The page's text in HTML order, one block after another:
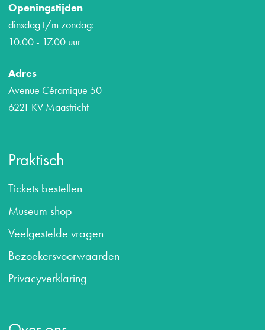
Openingstijden
dinsdag t/m zondag:
10.00 - 17.00 uur
Adres
Avenue Céramique 50
6221 KV Maastricht
Praktisch
Tickets bestellen
Museum shop
Veelgestelde vragen
Bezoekersvoorwaarden
Privacyverklaring